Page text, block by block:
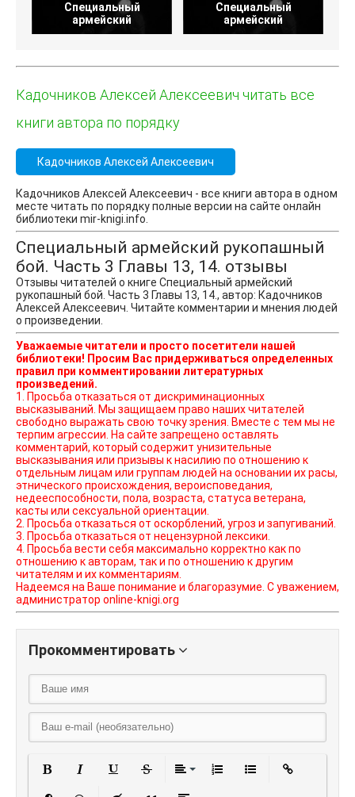
Специальный
армейский
Специальный
армейский
Кадочников Алексей Алексеевич читать все
книги автора по порядку
Кадочников Алексей Алексеевич
Кадочников Алексей Алексеевич - все книги автора в одном
месте читать по порядку полные версии на сайте онлайн
библиотеки mir-knigi.info.
Специальный армейский рукопашный
бой. Часть 3 Главы 13, 14. отзывы
Отзывы читателей о книге Специальный армейский
рукопашный бой. Часть 3 Главы 13, 14., автор: Кадочников
Алексей Алексеевич. Читайте комментарии и мнения людей
о произведении.
Уважаемые читатели и просто посетители нашей
библиотеки! Просим Вас придерживаться определенных
правил при комментировании литературных
произведений.
1. Просьба отказаться от дискриминационных
высказываний. Мы защищаем право наших читателей
свободно выражать свою точку зрения. Вместе с тем мы не
терпим агрессии. На сайте запрещено оставлять
комментарий, который содержит унизительные
высказывания или призывы к насилию по отношению к
отдельным лицам или группам людей на основании их расы,
этнического происхождения, вероисповедания,
недееспособности, пола, возраста, статуса ветерана,
касты или сексуальной ориентации.
2. Просьба отказаться от оскорблений, угроз и запугиваний.
3. Просьба отказаться от нецензурной лексики.
4. Просьба вести себя максимально корректно как по
отношению к авторам, так и по отношению к другим
читателям и их комментариям.
Надеемся на Ваше понимание и благоразумие. С уважением,
администратор online-knigi.org
Прокомментировать